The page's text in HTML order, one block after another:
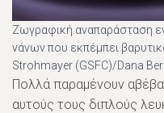
Ζωγραφική αναπαράσταση
νάνων που εκπέμπει
Strohmayer (GSFC)/Dana
Πολλά παραμένουν
αυτούς τους διπλούς